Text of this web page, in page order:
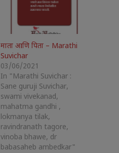
माता आणि पिता – Marathi
Suvichar
03/06/2021
In "Marathi Suvichar :
Sane guruji Suvichar,
swami vivekanad,
mahatma gandhi ,
lokmanya tilak,
ravindranath tagore,
vinoba bhawe, dr
babasaheb ambedkar"